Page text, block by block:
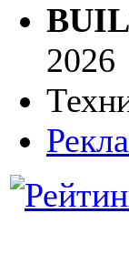
2026